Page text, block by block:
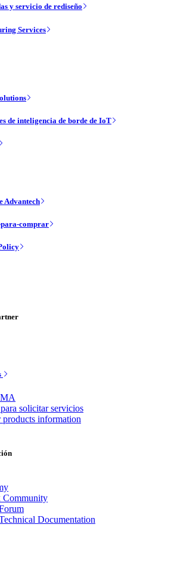
y servicio de rediseño
Services
de inteligencia de borde de IoT
Advantech
para-comprar
solicitar servicios
information
Documentation